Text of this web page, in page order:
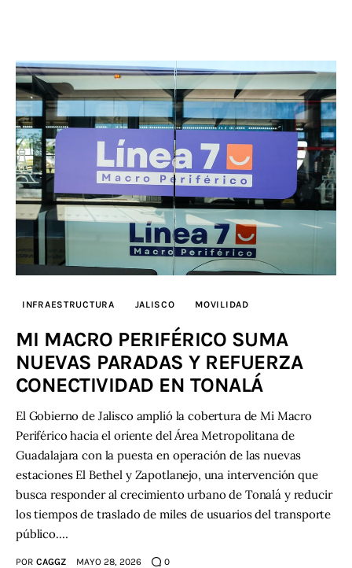
INFRAESTRUCTURA JALISCO MOVILIDAD
MI MACRO PERIFÉRICO SUMA
NUEVAS PARADAS Y REFUERZA
CONECTIVIDAD EN TONALÁ
El Gobierno de Jalisco amplió la cobertura de Mi Macro
Periférico hacia el oriente del Área Metropolitana de
Guadalajara con la puesta en operación de las nuevas
estaciones El Bethel y Zapotlanejo, una intervención que
busca responder al crecimiento urbano de Tonalá y reducir
los tiempos de traslado de miles de usuarios del transporte
público.…
POR CAGGZ MAYO 28, 2026 0